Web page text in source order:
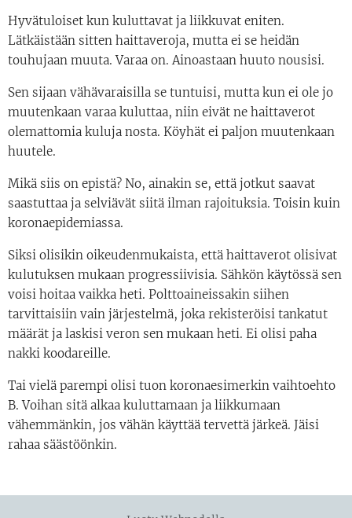
Hyvätuloiset kun kuluttavat ja liikkuvat eniten.
Lätkäistään sitten haittaveroja, mutta ei se heidän
touhujaan muuta. Varaa on. Ainoastaan huuto nousisi.
Sen sijaan vähävaraisilla se tuntuisi, mutta kun ei ole jo
muutenkaan varaa kuluttaa, niin eivät ne haittaverot
olemattomia kuluja nosta. Köyhät ei paljon muutenkaan
huutele.
Mikä siis on epistä? No, ainakin se, että jotkut saavat
saastuttaa ja selviävät siitä ilman rajoituksia. Toisin kuin
koronaepidemiassa.
Siksi olisikin oikeudenmukaista, että haittaverot olisivat
kulutuksen mukaan progressiivisia. Sähkön käytössä sen
voisi hoitaa vaikka heti. Polttoaineissakin siihen
tarvittaisiin vain järjestelmä, joka rekisteröisi tankatut
määrät ja laskisi veron sen mukaan heti. Ei olisi paha
nakki koodareille.
Tai vielä parempi olisi tuon koronaesimerkin vaihtoehto
B. Voihan sitä alkaa kuluttamaan ja liikkumaan
vähemmänkin, jos vähän käyttää tervettä järkeä. Jäisi
rahaa säästöönkin.